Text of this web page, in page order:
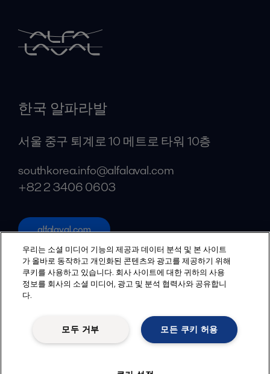
한국 알파라발
서울 중구 퇴계로 10 메트로 타워 10층
southkorea.info@alfalaval.com
+82 2 3406 0603
alfalaval.com
소셜
Facebook
YouTube
우리는 소셜 미디어 기능의 제공과 데이터 분석 및 본 사이트
가 올바로 동작하고 개인화된 콘텐츠와 광고를 제공하기 위해
쿠키를 사용하고 있습니다. 회사 사이트에 대한 귀하의 사용
정보를 회사의 소셜 미디어, 광고 및 분석 협력사와 공유합니
다.
모든 쿠키 허용
모두 거부